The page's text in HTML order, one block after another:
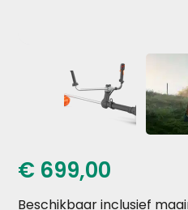
€ 699,00
Beschikbaar inclusief